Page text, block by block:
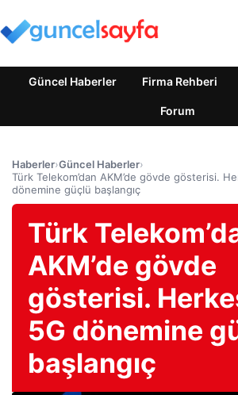
Güncel Haberler Firma Rehberi
Forum
Haberler›Güncel Haberler›
Türk Telekom’dan AKM’de gövde gösterisi.
dönemine güçlü başlangıç
Türk
AKM’de gövde
gösterisi.
5G dönemine
başlangıç